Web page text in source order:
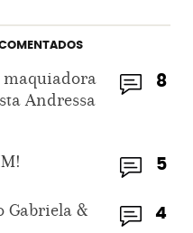
8
maquiadora
Andressa
5
4
Gabriela &